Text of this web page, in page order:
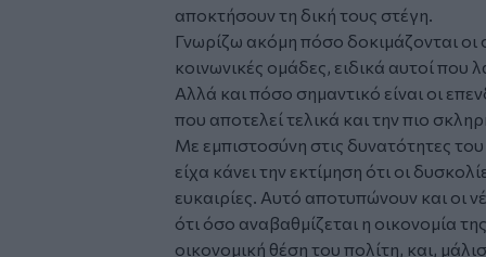
αποκτήσουν τη δική τους στέγη.
Γνωρίζω ακόμη πόσο δοκιμάζονται οι
κοινωνικές ομάδες, ειδικά αυτοί που
Αλλά και πόσο σημαντικό είναι οι
που αποτελεί τελικά και την πιο
Με εμπιστοσύνη στις δυνατότητες του
είχα κάνει την εκτίμηση ότι οι
ευκαιρίες. Αυτό αποτυπώνουν και οι
ότι όσο αναβαθμίζεται η οικονομία
οικονομική θέση του πολίτη, και,